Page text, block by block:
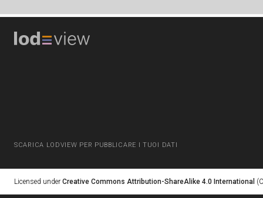
SCARICA LODVIEW PER PUBBLICARE I TUOI DATI
Licensed under Creative Commons Attribution-ShareAlike 4.0 International